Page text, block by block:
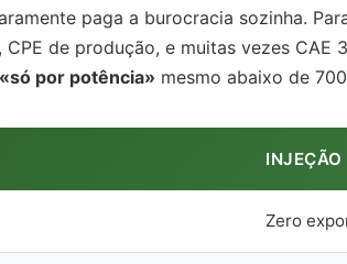
paga a burocracia sozinha.
de produção, e muitas vezes CAE
por potência» mesmo abaixo de
INJEÇÃO
Zero